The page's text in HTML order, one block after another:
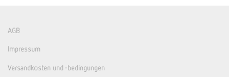
AGB
Impressum
Versandkosten und -bedingungen